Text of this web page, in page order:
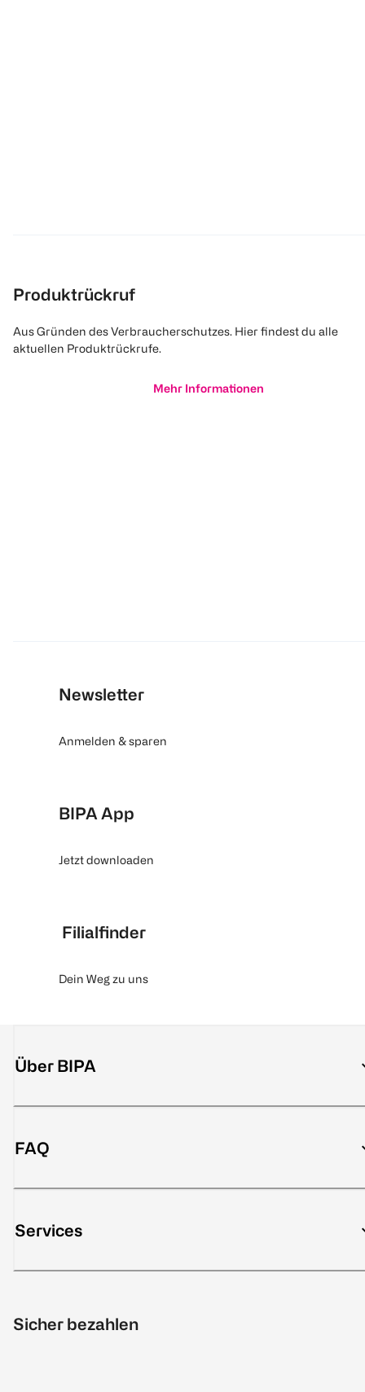
Produktrückruf
Aus Gründen des Verbraucherschutzes. Hier findest du alle
aktuellen Produktrückrufe.
Mehr Informationen
Newsletter
Anmelden & sparen
BIPA App
Jetzt downloaden
Filialfinder
Dein Weg zu uns
Über BIPA
FAQ
Services
Sicher bezahlen